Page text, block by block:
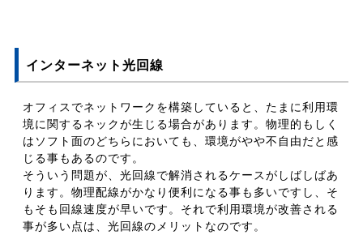
インターネット光回線
オフィスでネットワークを構築していると、たまに利用環
境に関するネックが生じる場合があります。物理的もしく
はソフト面のどちらにおいても、環境がやや不自由だと感
じる事もあるのです。
そういう問題が、光回線で解消されるケースがしばしばあ
ります。物理配線がかなり便利になる事も多いですし、そ
もそも回線速度が早いです。それで利用環境が改善される
事が多い点は、光回線のメリットなのです。